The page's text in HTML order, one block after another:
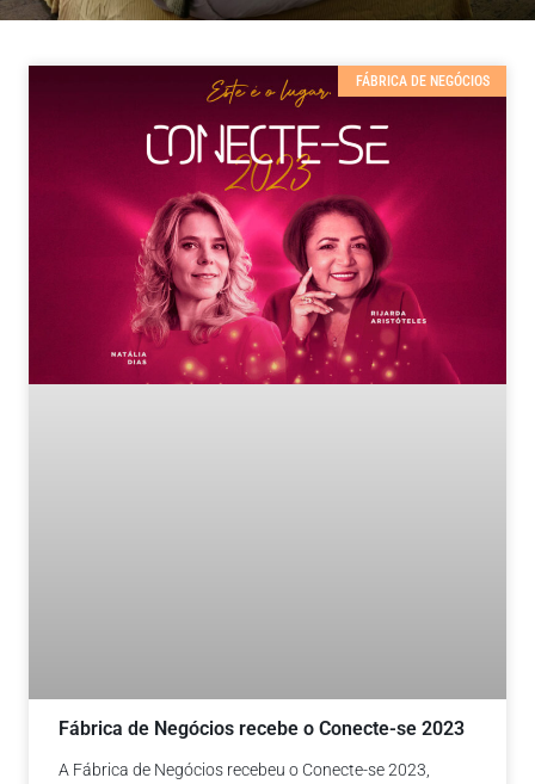
FÁBRICA DE NEGÓCIOS
Fábrica de Negócios recebe o Conecte-se 2023
A Fábrica de Negócios recebeu o Conecte-se 2023,